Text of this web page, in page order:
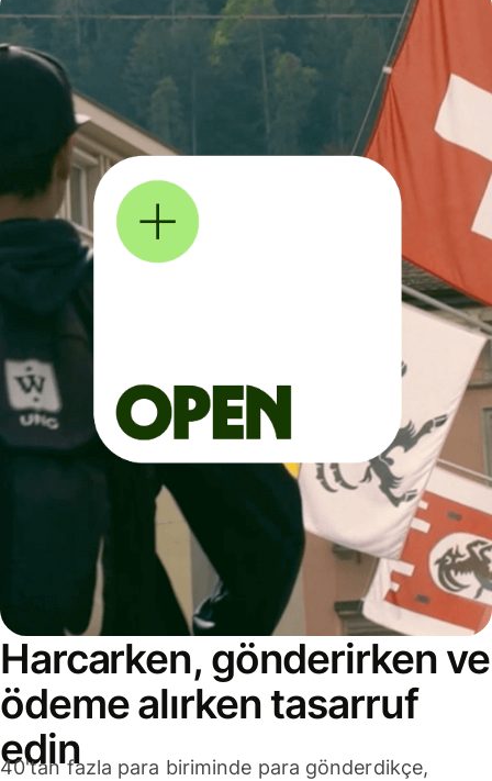
Harcarken, gönderirken ve
ödeme alırken tasarruf
edin
40'tan fazla para biriminde para gönderdikçe,